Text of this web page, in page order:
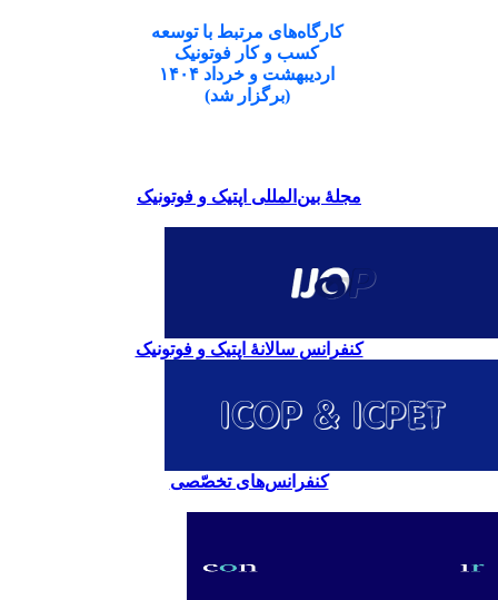
کارگاه‌های مرتبط با توسعه
کسب و کار فوتونیک
اردیبهشت و خرداد ۱۴۰۴
(برگزار شد)
مجلۀ بین‌المللی اپتیک و فوتونیک
کنفرانس سالانۀ اپتیک و فوتونیک
کنفرانس‌های تخصّصی